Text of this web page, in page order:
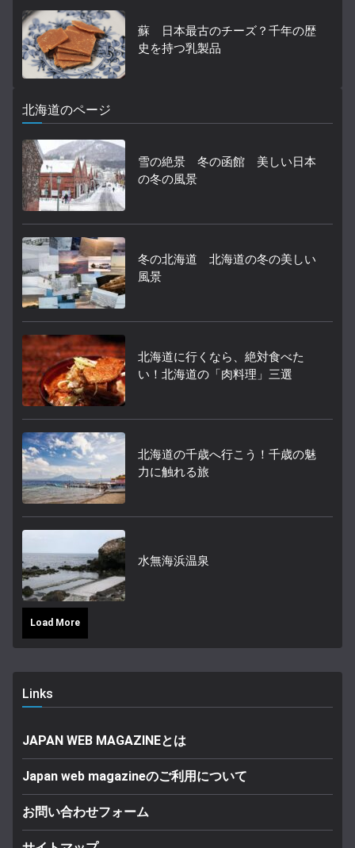
蘇 日本最古のチーズ？千年の歴
史を持つ乳製品
北海道のページ
雪の絶景 冬の函館 美しい日本
の冬の風景
冬の北海道 北海道の冬の美しい
風景
北海道に行くなら、絶対食べた
い！北海道の「肉料理」三選
北海道の千歳へ行こう！千歳の魅
力に触れる旅
水無海浜温泉
Load More
Links
JAPAN WEB MAGAZINEとは
Japan web magazineのご利用について
お問い合わせフォーム